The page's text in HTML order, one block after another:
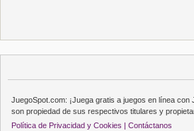
JuegoSpot.com: ¡Juega gratis a juegos en línea
son propiedad de sus respectivos titulares y
Política de Privacidad y Cookies | Contáctanos